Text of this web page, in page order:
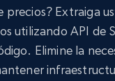
precios? Extraiga
utilizando API de
Elimine la